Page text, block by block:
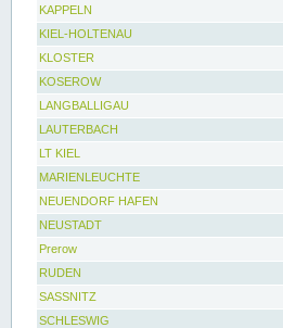
KAPPELN
KIEL-HOLTENAU
KLOSTER
KOSEROW
LANGBALLIGAU
LAUTERBACH
LT KIEL
MARIENLEUCHTE
NEUENDORF HAFEN
NEUSTADT
Prerow
RUDEN
SASSNITZ
SCHLESWIG